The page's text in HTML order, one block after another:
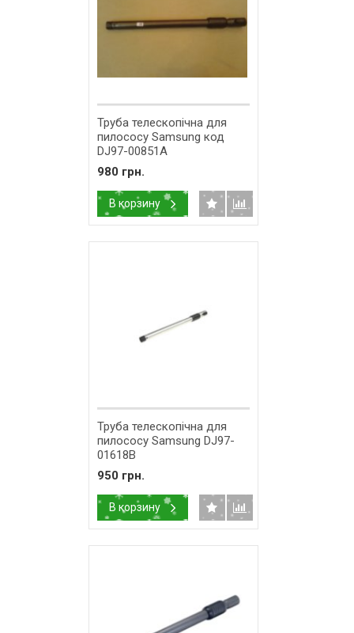
Труба телескопічна для
пилососу Samsung код
DJ97-00851A
980 грн.
В корзину
Труба телескопічна для
пилососу Samsung DJ97-
01618B
950 грн.
В корзину